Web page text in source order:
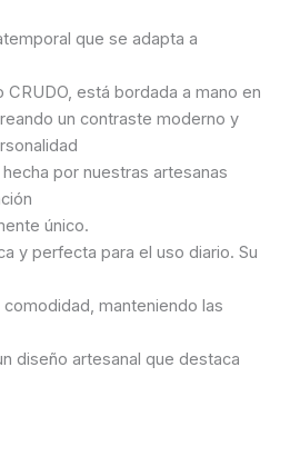
que se adapta a
CRUDO, está bordada a mano en
un contraste moderno y
por nuestras artesanas
único.
y perfecta para el uso diario. Su
manteniendo las
diseño artesanal que destaca